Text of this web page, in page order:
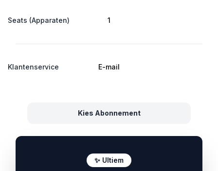
Seats (Apparaten) 1
Klantenservice E-mail
Kies Abonnement
✨ Ultiem